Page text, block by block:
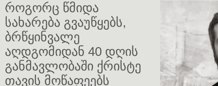
როგორც წმიდა
სახარება გვაუწყებს,
ბრწყინვალე
აღდგომიდან 40 დღის
განმავლობაში ქრისტე
თავის მოწაფეებს